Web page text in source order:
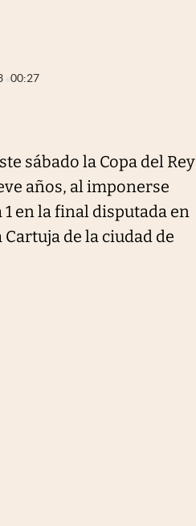
00:27
sábado la Copa del Rey
años, al imponerse
1 en la final disputada en
de la ciudad de